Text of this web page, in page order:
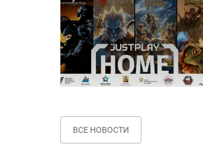
ВСЕ НОВОСТИ